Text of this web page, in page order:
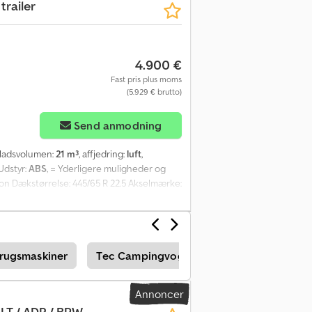
trailer
4.900 €
Fast pris plus moms
(5.929 € brutto)
Send anmodning
21 m³, affjedring: luft,
ABS, = Yderligere muligheder og
Dækstørrelse: 445/65 R 22.5 Akselmærke:
70%; Dækprofil højre: 70% Vægte
kamre: 4 Stand Skader: ingen Crodpsy Rt
Tec Campingvogn
Annoncer